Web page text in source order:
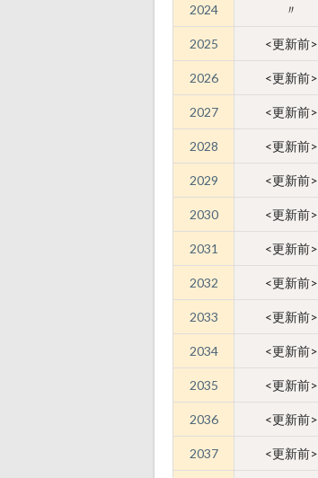
2024 〃
2025 <更新前>
2026 <更新前>
2027 <更新前>
2028 <更新前>
2029 <更新前>
2030 <更新前>
2031 <更新前>
2032 <更新前>
2033 <更新前>
2034 <更新前>
2035 <更新前>
2036 <更新前>
2037 <更新前>